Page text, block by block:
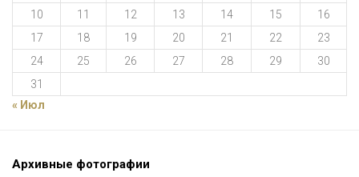
10
11 12 13 14 15
16
17
18 19 20 21 22
23
24
25 26 27 28 29
30
31
« Июл
Архивные фотографии